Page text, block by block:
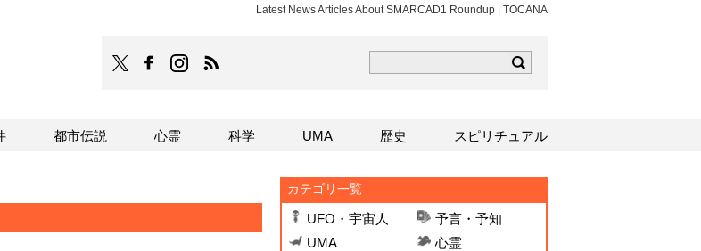
Latest News Articles About SMARCAD1 Roundup | TOCANA
TOCANAのFacebookはこちら
TOCANAのinstagramはこちら
カテゴリ一覧
UFO・宇宙人
予言・予知
UMA
心霊
都市伝説 心霊 科学 UMA 歴史 スピリチュアル